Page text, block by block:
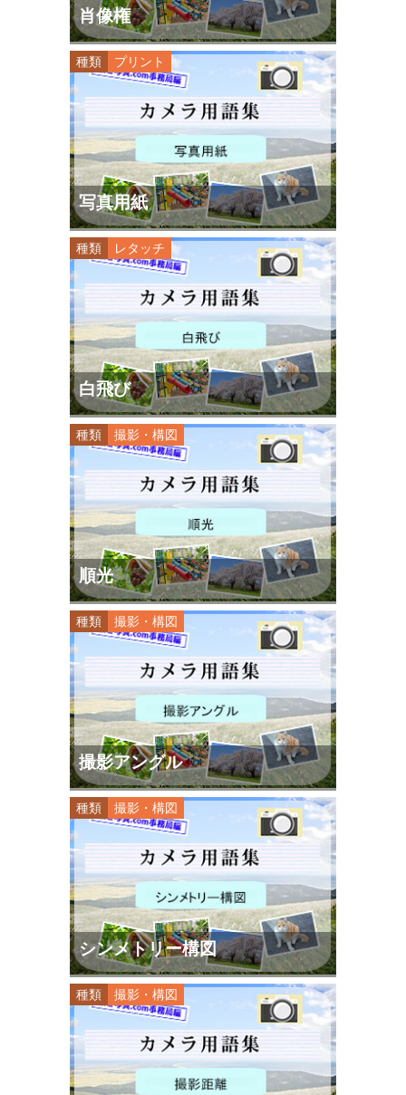
肖像権
種類 プリント
写真用紙
種類 レタッチ
白飛び
種類 撮影・構図
順光
種類 撮影・構図
撮影アングル
種類 撮影・構図
シンメトリー構図
種類 撮影・構図